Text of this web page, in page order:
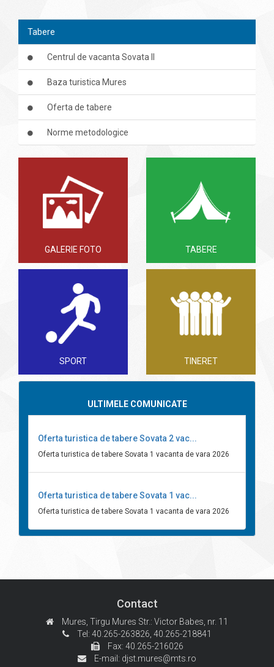
Tabere
Centrul de vacanta Sovata II
Baza turistica Mures
Oferta de tabere
Norme metodologice
GALERIE FOTO TABERE
SPORT TINERET
ULTIMELE COMUNICATE
Oferta turistica de tabere Sovata 2 vac...
Oferta turistica de tabere Sovata 1 vacanta de vara 2026
Oferta turistica de tabere Sovata 1 vac...
Oferta turistica de tabere Sovata 1 vacanta de vara 2026
Contact
Mures, Tirgu Mures Str.: Victor Babes, nr. 11
Tel: 40.265-263826, 40.265-218841
Fax: 40.265-216026
E-mail: djst.mures@mts.ro